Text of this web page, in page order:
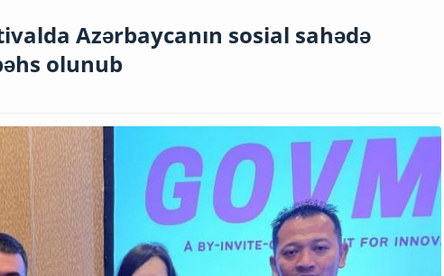
Azərbaycanın sosial sahədə
olunub